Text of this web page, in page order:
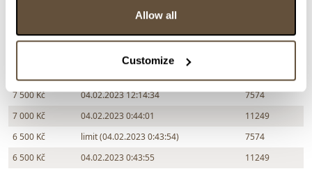
Allow all
Customize
05.02.2023 12:05:34
9 000 Kč
limit (04.02.2023 20:59:22)
11249
7 500 Kč
04.02.2023 12:14:34
7574
7 000 Kč
04.02.2023 0:44:01
11249
6 500 Kč
limit (04.02.2023 0:43:54)
7574
6 500 Kč
04.02.2023 0:43:55
11249